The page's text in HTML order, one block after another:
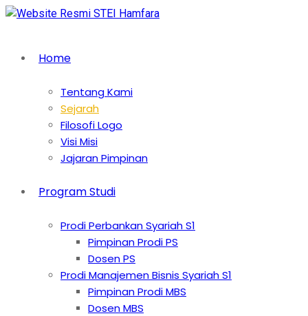
Home
Tentang Kami
Sejarah
Filosofi Logo
Visi Misi
Jajaran Pimpinan
Program Studi
Prodi Perbankan Syariah S1
Pimpinan Prodi PS
Dosen PS
Prodi Manajemen Bisnis Syariah S1
Pimpinan Prodi MBS
Dosen MBS